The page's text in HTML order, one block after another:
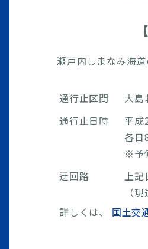
瀬戸内しまなみ海
通行止区間
大島
通行止日時
平成
各日
※予
迂回路
上記
（
詳しくは、 国土交